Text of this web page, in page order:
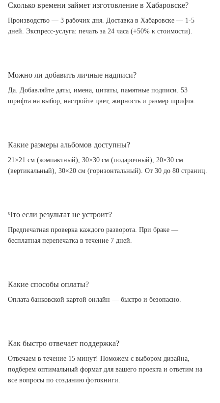
Сколько времени займет изготовление в Хабаровске?
Производство — 3 рабочих дня. Доставка в Хабаровске — 1-5
дней. Экспресс-услуга: печать за 24 часа (+50% к стоимости).
Можно ли добавить личные надписи?
Да. Добавляйте даты, имена, цитаты, памятные подписи. 53
шрифта на выбор, настройте цвет, жирность и размер шрифта.
Какие размеры альбомов доступны?
21×21 см (компактный), 30×30 см (подарочный), 20×30 см
(вертикальный), 30×20 см (горизонтальный). От 30 до 80 страниц.
Что если результат не устроит?
Предпечатная проверка каждого разворота. При браке —
бесплатная перепечатка в течение 7 дней.
Какие способы оплаты?
Оплата банковской картой онлайн — быстро и безопасно.
Как быстро отвечает поддержка?
Отвечаем в течение 15 минут! Поможем с выбором дизайна,
подберем оптимальный формат для вашего проекта и ответим на
все вопросы по созданию фотокниги.